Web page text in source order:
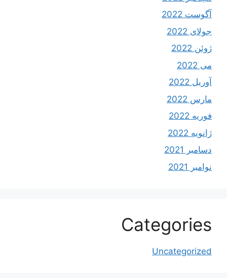
آگوست 2022
جولای 2022
ژوئن 2022
می 2022
آوریل 2022
مارس 2022
فوریه 2022
ژانویه 2022
دسامبر 2021
نوامبر 2021
Categories
Uncategorized